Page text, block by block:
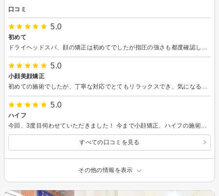
口コミ
5.0
初めて
5.0
小顔美顔矯正
5.0
ハイフ
今回、3度目伺わせていただきました！ 今まで小顔矯正、ハイフの施術を受けましたがとっても丁寧に、しっかり詐術していただけて大満足です！ お値段以上のサービス、効果の上に スタッフさんがとても親切でまたぜひ伺わせていただきます！
すべての口コミを見る
その他の情報を表示